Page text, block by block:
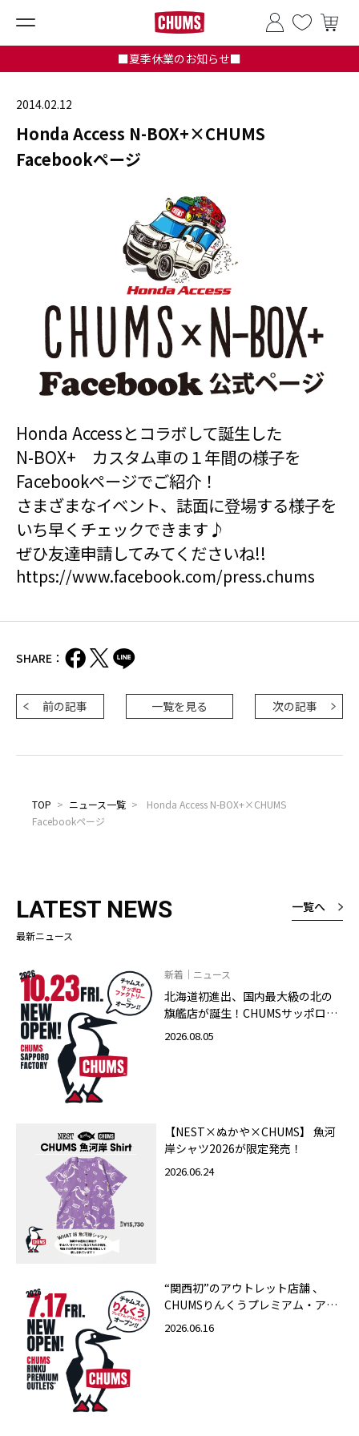
■夏季休業のお知らせ■
2014.02.12
Honda Access N-BOX+×CHUMS
Facebookページ
Honda Accessとコラボして誕生した
N-BOX+ カスタム車の１年間の様子を
Facebookページでご紹介！
さまざまなイベント、誌面に登場する様子を
いち早くチェックできます♪
ぜひ友達申請してみてくださいね!!
https://www.facebook.com/press.chums
SHARE：
前の記事 一覧を見る 次の記事
TOP > ニュース一覧 >
Honda Access N-BOX+×CHUMS
Facebookページ
LATEST NEWS
最新ニュース
一覧へ
新着｜ニュース
北海道初進出、国内最大級の北の
旗艦店が誕生！CHUMSサッポロフ
ァクトリー店 2026年10月23日
2026.08.05
【NEST×ぬかや×CHUMS】 魚河
岸シャツ2026が限定発売！
2026.06.24
“関西初”のアウトレット店舗 、
CHUMSりんくうプレミアム・アウ
トレット店 2026年7月17日（金）
2026.06.16